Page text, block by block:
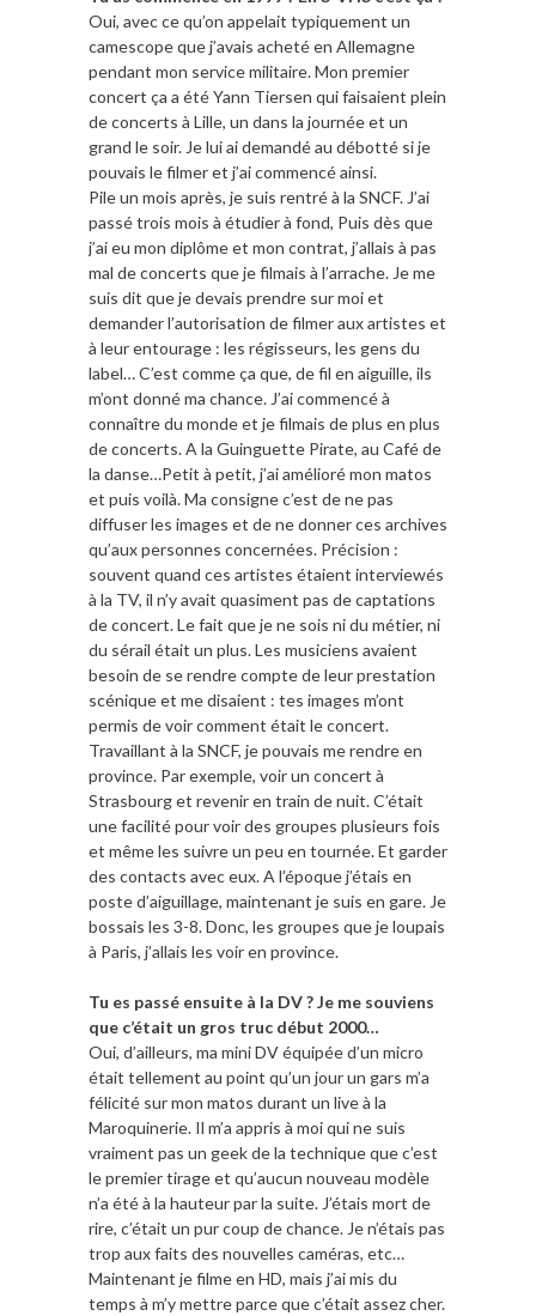
Oui, avec ce qu’on appelait typiquement un
camescope que j’avais acheté en Allemagne
pendant mon service militaire. Mon premier
concert ça a été Yann Tiersen qui faisaient plein
de concerts à Lille, un dans la journée et un
grand le soir. Je lui ai demandé au débotté si je
pouvais le filmer et j’ai commencé ainsi.
Pile un mois après, je suis rentré à la SNCF. J’ai
passé trois mois à étudier à fond, Puis dès que
j’ai eu mon diplôme et mon contrat, j’allais à pas
mal de concerts que je filmais à l’arrache. Je me
suis dit que je devais prendre sur moi et
demander l’autorisation de filmer aux artistes et
à leur entourage : les régisseurs, les gens du
label… C’est comme ça que, de fil en aiguille, ils
m’ont donné ma chance. J’ai commencé à
connaître du monde et je filmais de plus en plus
de concerts. A la Guinguette Pirate, au Café de
la danse…Petit à petit, j’ai amélioré mon matos
et puis voilà. Ma consigne c’est de ne pas
diffuser les images et de ne donner ces archives
qu’aux personnes concernées. Précision :
souvent quand ces artistes étaient interviewés
à la TV, il n’y avait quasiment pas de captations
de concert. Le fait que je ne sois ni du métier, ni
du sérail était un plus. Les musiciens avaient
besoin de se rendre compte de leur prestation
scénique et me disaient : tes images m’ont
permis de voir comment était le concert.
Travaillant à la SNCF, je pouvais me rendre en
province. Par exemple, voir un concert à
Strasbourg et revenir en train de nuit. C’était
une facilité pour voir des groupes plusieurs fois
et même les suivre un peu en tournée. Et garder
des contacts avec eux. A l’époque j’étais en
poste d’aiguillage, maintenant je suis en gare. Je
bossais les 3-8. Donc, les groupes que je loupais
à Paris, j’allais les voir en province.
Tu es passé ensuite à la DV ? Je me souviens
que c’était un gros truc début 2000…
Oui, d’ailleurs, ma mini DV équipée d’un micro
était tellement au point qu’un jour un gars m’a
félicité sur mon matos durant un live à la
Maroquinerie. Il m’a appris à moi qui ne suis
vraiment pas un geek de la technique que c’est
le premier tirage et qu’aucun nouveau modèle
n’a été à la hauteur par la suite. J’étais mort de
rire, c’était un pur coup de chance. Je n’étais pas
trop aux faits des nouvelles caméras, etc…
Maintenant je filme en HD, mais j’ai mis du
temps à m’y mettre parce que c’était assez cher.